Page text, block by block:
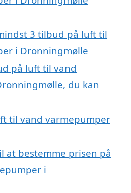
3 tilbud på luft til
i Dronningmølle
på luft til vand
du kan
til vand varmepumper
at bestemme prisen på
i